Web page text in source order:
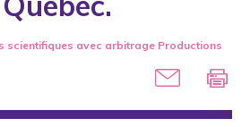
scientifiques avec arbitrage Productions